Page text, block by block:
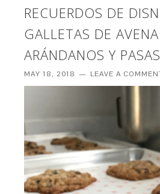
RECUERDOS DE
GALLETAS DE
ARÁNDANOS Y PASAS
MAY 18, 2018 LEAVE A